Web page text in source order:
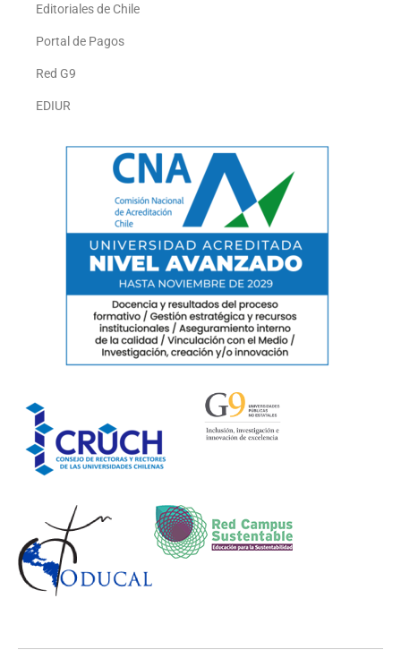
Editoriales de Chile
Portal de Pagos
Red G9
EDIUR